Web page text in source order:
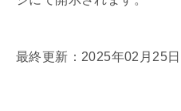
最終更新：2025年02月25日